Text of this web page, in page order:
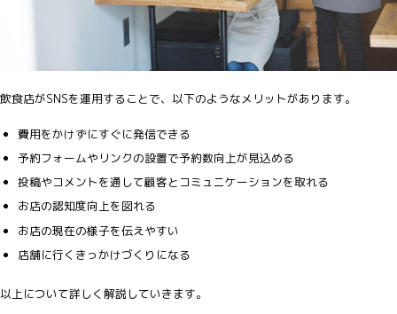
飲食店がSNSを運用することで、以下のようなメリットがあります。
費用をかけずにすぐに発信できる
予約フォームやリンクの設置で予約数向上が見込める
投稿やコメントを通して顧客とコミュニケーションを取れる
お店の認知度向上を図れる
お店の現在の様子を伝えやすい
店舗に行くきっかけづくりになる
以上について詳しく解説していきます。